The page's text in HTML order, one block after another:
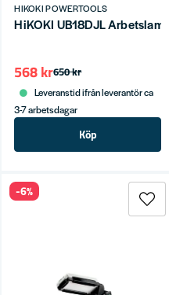
HIKOKI POWERTOOLS
HiKOKI UB18DJL
650 kr
568 kr
Leveranstid ifrån leverantör ca
3-7 arbetsdagar
Köp
-6%